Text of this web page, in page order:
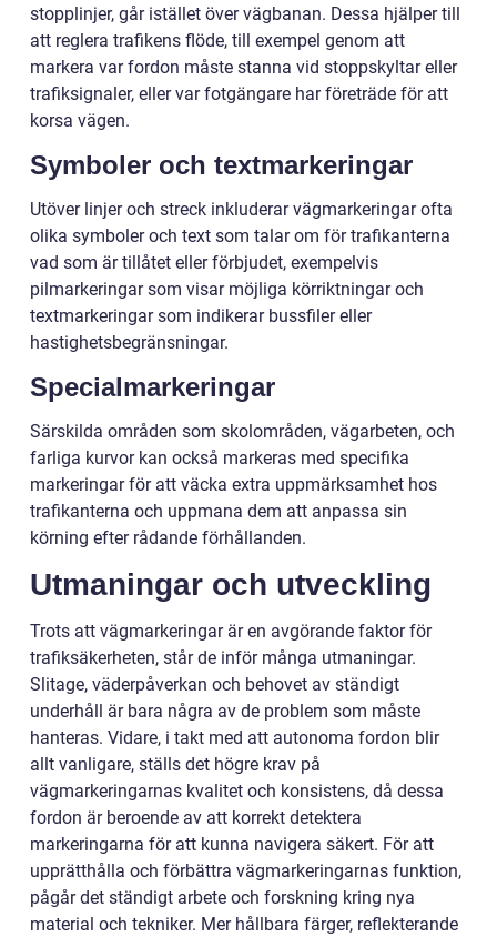
stopplinjer, går istället över vägbanan. Dessa hjälper till
att reglera trafikens flöde, till exempel genom att
markera var fordon måste stanna vid stoppskyltar eller
trafiksignaler, eller var fotgängare har företräde för att
korsa vägen.
Symboler och textmarkeringar
Utöver linjer och streck inkluderar vägmarkeringar ofta
olika symboler och text som talar om för trafikanterna
vad som är tillåtet eller förbjudet, exempelvis
pilmarkeringar som visar möjliga körriktningar och
textmarkeringar som indikerar bussfiler eller
hastighetsbegränsningar.
Specialmarkeringar
Särskilda områden som skolområden, vägarbeten, och
farliga kurvor kan också markeras med specifika
markeringar för att väcka extra uppmärksamhet hos
trafikanterna och uppmana dem att anpassa sin
körning efter rådande förhållanden.
Utmaningar och utveckling
Trots att vägmarkeringar är en avgörande faktor för
trafiksäkerheten, står de inför många utmaningar.
Slitage, väderpåverkan och behovet av ständigt
underhåll är bara några av de problem som måste
hanteras. Vidare, i takt med att autonoma fordon blir
allt vanligare, ställs det högre krav på
vägmarkeringarnas kvalitet och konsistens, då dessa
fordon är beroende av att korrekt detektera
markeringarna för att kunna navigera säkert. För att
upprätthålla och förbättra vägmarkeringarnas funktion,
pågår det ständigt arbete och forskning kring nya
material och tekniker. Mer hållbara färger, reflekterande